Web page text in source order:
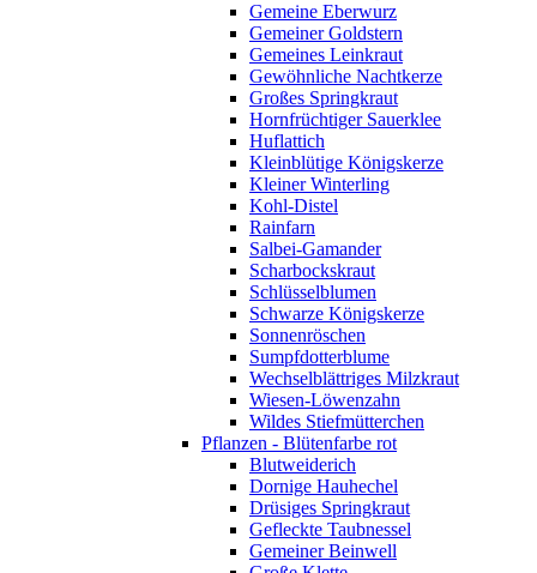
Gemeine Eberwurz
Gemeiner Goldstern
Gemeines Leinkraut
Gewöhnliche Nachtkerze
Großes Springkraut
Hornfrüchtiger Sauerklee
Huflattich
Kleinblütige Königskerze
Kleiner Winterling
Kohl-Distel
Rainfarn
Salbei-Gamander
Scharbockskraut
Schlüsselblumen
Schwarze Königskerze
Sonnenröschen
Sumpfdotterblume
Wechselblättriges Milzkraut
Wiesen-Löwenzahn
Wildes Stiefmütterchen
Pflanzen - Blütenfarbe rot
Blutweiderich
Dornige Hauhechel
Drüsiges Springkraut
Gefleckte Taubnessel
Gemeiner Beinwell